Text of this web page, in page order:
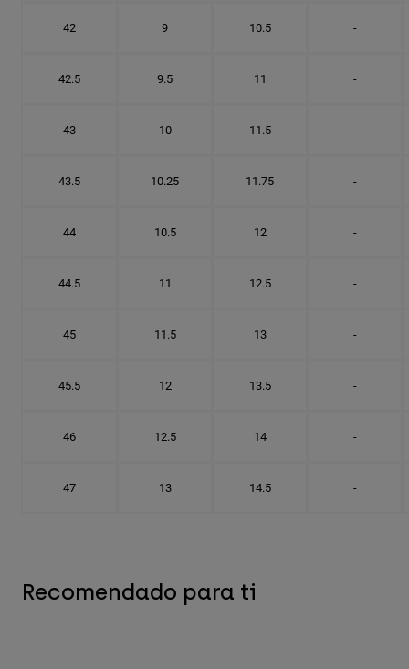
42 9 10.5 -
42.5 9.5 11 -
43 10 11.5 -
43.5 10.25 11.75 -
44 10.5 12 -
44.5 11 12.5 -
45 11.5 13 -
45.5 12 13.5 -
46 12.5 14 -
47 13 14.5 -
Recomendado para ti